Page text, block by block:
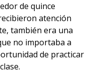
de quince
atención
también era una
no importaba a
de practicar